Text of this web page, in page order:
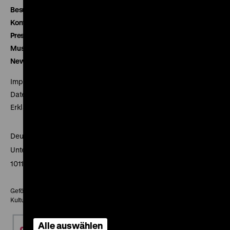
Besucherservice
Kontakt
Presse
Museumsverein
Newsletter
Impressum
Datenschutz
Erklärung digitale Barrierefreiheit
Deutsches Historisches Museum
Unter den Linden 2
10117 Berlin
Gefördert mit Mitteln des Beauftragten der Bundesregierung für
Kultur und Medien
Alle auswählen